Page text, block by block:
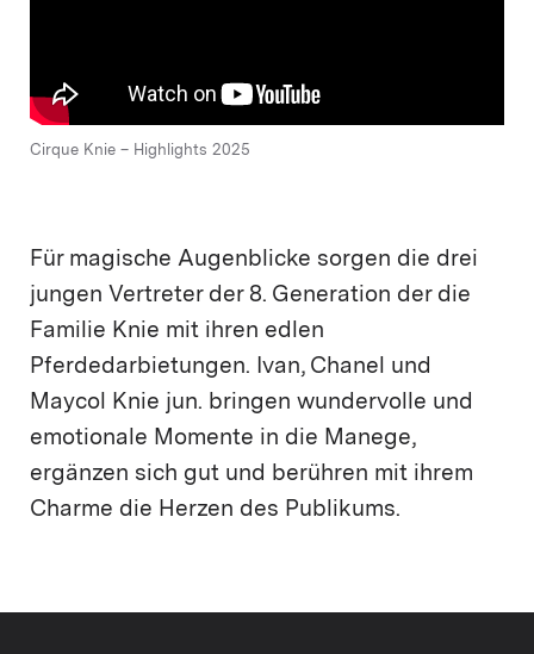
Cirque Knie – Highlights 2025
Für magische Augenblicke sorgen die drei
jungen Vertreter der 8. Generation der die
Familie Knie mit ihren edlen
Pferdedarbietungen. Ivan, Chanel und
Maycol Knie jun. bringen wundervolle und
emotionale Momente in die Manege,
ergänzen sich gut und berühren mit ihrem
Charme die Herzen des Publikums.